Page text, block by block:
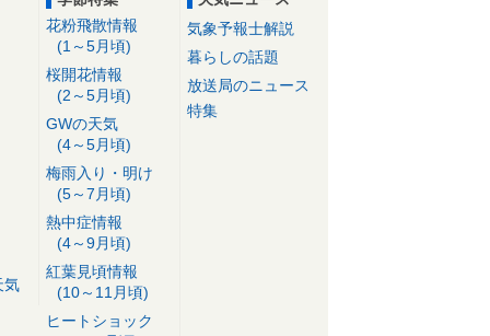
気
花粉飛散情報
(1～5月頃)
桜開花情報
(2～5月頃)
GWの天気
(4～5月頃)
梅雨入り・明け
(5～7月頃)
熱中症情報
(4～9月頃)
紅葉見頃情報
(10～11月頃)
ヒートショック
気象予報士解説
暮らしの話題
放送局のニュース
特集